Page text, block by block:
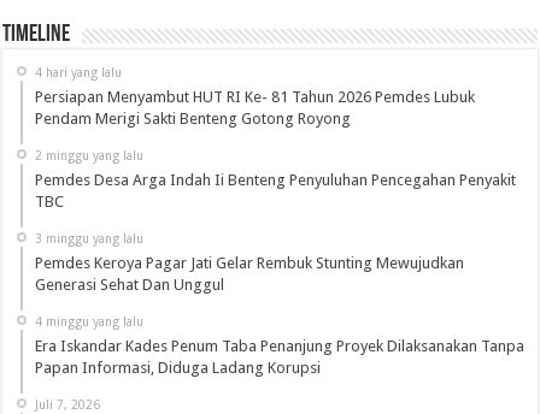
Timeline
4 hari yang lalu
Persiapan Menyambut HUT RI Ke- 81 Tahun 2026 Pemdes Lubuk
Pendam Merigi Sakti Benteng Gotong Royong
2 minggu yang lalu
Pemdes Desa Arga Indah Ii Benteng Penyuluhan Pencegahan Penyakit
TBC
3 minggu yang lalu
Pemdes Keroya Pagar Jati Gelar Rembuk Stunting Mewujudkan
Generasi Sehat Dan Unggul
4 minggu yang lalu
Era Iskandar Kades Penum Taba Penanjung Proyek Dilaksanakan Tanpa
Papan Informasi, Diduga Ladang Korupsi
Juli 7, 2026